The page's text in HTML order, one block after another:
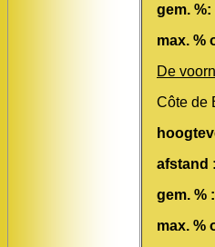
gem. %:
max. %
De
Côte de
afstand :
gem. % :
max. %